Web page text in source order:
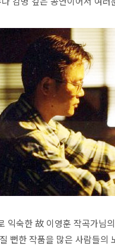
익숙한 故 이영훈 작곡가님
뻔한 작품을 많은 사람들의